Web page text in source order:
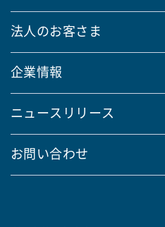
法人のお客さま
企業情報
ニュースリリース
お問い合わせ